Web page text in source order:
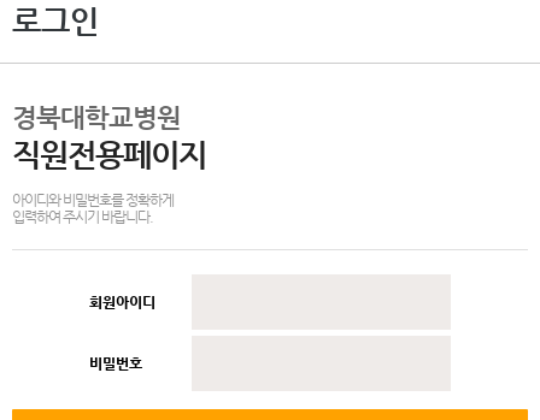
로그인
경북대학교병원
직원전용페이지
아이디와 비밀번호를 정확하게
입력하여 주시기 바랍니다.
회원아이디
비밀번호